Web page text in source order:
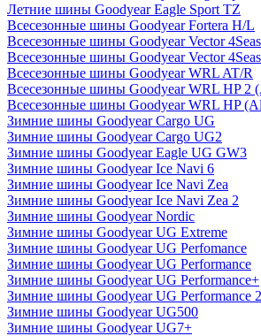
Летние шины Goodyear Eagle Sport TZ
Всесезонные шины Goodyear Fortera H/L
Всесезонные шины Goodyear Vector
Всесезонные шины Goodyear Vector
Всесезонные шины Goodyear WRL AT/R
Всесезонные шины Goodyear WRL HP 2
Всесезонные шины Goodyear WRL HP
Зимние шины Goodyear Cargo UG
Зимние шины Goodyear Cargo UG2
Зимние шины Goodyear Eagle UG GW3
Зимние шины Goodyear Ice Navi 6
Зимние шины Goodyear Ice Navi Zea
Зимние шины Goodyear Ice Navi Zea 2
Зимние шины Goodyear Nordic
Зимние шины Goodyear UG Extreme
Зимние шины Goodyear UG Perfomance
Зимние шины Goodyear UG Performance
Зимние шины Goodyear UG Performance+
Зимние шины Goodyear UG Performance 2
Зимние шины Goodyear UG500
Зимние шины Goodyear UG7+